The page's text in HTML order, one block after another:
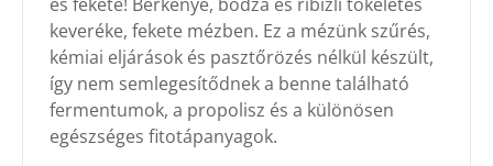
keveréke, fekete mézben. Ez a mézünk szűrés,
kémiai eljárások és pasztőrözés nélkül készült,
így nem semlegesítődnek a benne található
fermentumok, a propolisz és a különösen
egészséges fitotápanyagok.